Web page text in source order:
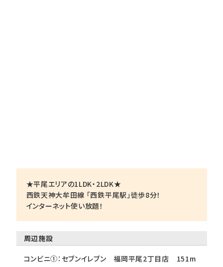
★平尾エリアの1LDK・2LDK★
西鉄天神大牟田線 「西鉄平尾駅」徒歩8分！
インターネット使い放題！
周辺施設
コンビニ①：セブンイレブン 福岡平尾2丁目店 151m